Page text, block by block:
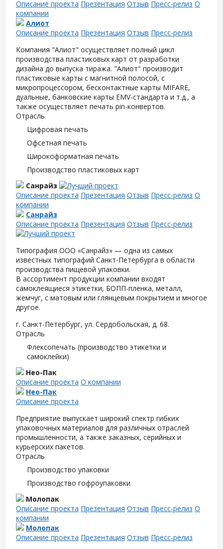
Описание проекта Презентация Отзыв Пресс-релиз О
компании
Алиот
Описание проекта Презентация Отзыв Пресс-релиз
Компания "Алиот" осуществляет полный цикл
производства пластиковых карт от разработки
дизайна до выпуска тиража. "Алиот" производит
пластиковые карты с магнитной полосой, с
микропроцессором, бесконтактные карты MIFARE,
дуальные, банковские карты EMV-стандарта и т.д., а
также осуществляет печать pin-конвертов.
Отрасль
Цифровая печать
Офсетная печать
Широкоформатная печать
Производство пластиковых карт
Санрайз
Описание проекта Презентация Отзыв Пресс-релиз О
компании
Санрайз
Описание проекта Презентация Отзыв Пресс-релиз
Типография ООО «Санрайз» — одна из самых
известных типографий Санкт-Петербурга в области
производства пищевой упаковки.
В ассортимент продукции компании входят
самоклеящиеся этикетки, БОПП-пленка, металл,
жемчуг, с матовым или глянцевым покрытием и многое
другое.
г. Санкт-Петербург, ул. Сердобольская, д. 68.
Отрасль
Флексопечать (производство этикетки и
самоклейки)
Нео-Пак
Описание проекта О компании
Нео-Пак
Описание проекта
Предприятие выпускает широкий спектр гибких
упаковочных материалов для различных отраслей
промышленности, а также заказных, серийных и
курьерских пакетов.
Отрасль
Производство упаковки
Производство гофроупаковки
Молопак
Описание проекта Презентация Отзыв Пресс-релиз О
компании
Молопак
Описание проекта Презентация Отзыв Пресс-релиз